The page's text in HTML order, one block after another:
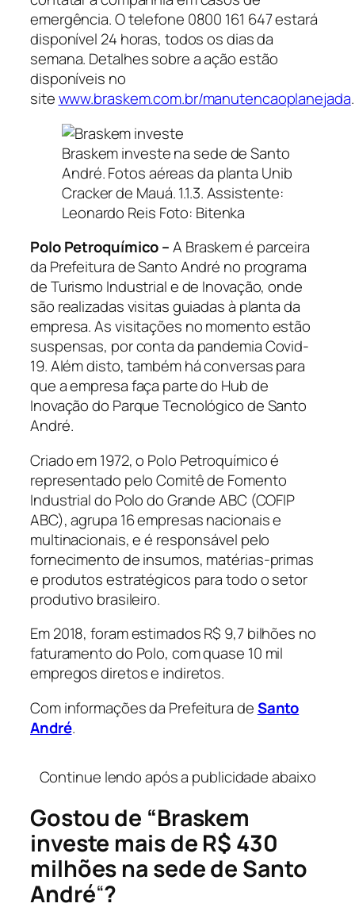
emergência. O telefone 0800 161 647 estará
disponível 24 horas, todos os dias da
semana. Detalhes sobre a ação estão
disponíveis no
sitewww.braskem.com.br/manutencaoplanejada.
Braskem investe na sede de Santo
André. Fotos aéreas da planta Unib
Cracker de Mauá. 1.1.3. Assistente:
Leonardo Reis Foto: Bitenka
Polo Petroquímico –A Braskem é parceira
da Prefeitura de Santo André no programa
de Turismo Industrial e de Inovação, onde
são realizadas visitas guiadas à planta da
empresa. As visitações no momento estão
suspensas, por conta da pandemia Covid-
19. Além disto, também há conversas para
que a empresa faça parte do Hub de
Inovação do Parque Tecnológico de Santo
André.
Criado em 1972, o Polo Petroquímico é
representado pelo Comitê de Fomento
Industrial do Polo do Grande ABC (COFIP
ABC), agrupa 16 empresas nacionais e
multinacionais, e é responsável pelo
fornecimento de insumos, matérias-primas
e produtos estratégicos para todo o setor
produtivo brasileiro.
Em 2018, foram estimados R$ 9,7 bilhões no
faturamento do Polo, com quase 10 mil
empregos diretos e indiretos.
Com informações da Prefeitura deSanto
André.
Continue lendo após a publicidade abaixo
Gostou de “Braskem
investe mais de R$ 430
milhões na sede de Santo
André“?